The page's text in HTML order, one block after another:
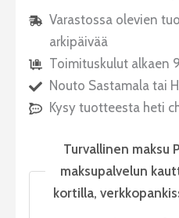
Varastossa olevien
arkipäivää
Toimituskulut alkaen
Nouto Sastamala tai
Kysy tuotteesta heti
Turvallinen maksu
maksupalvelun
kortilla,